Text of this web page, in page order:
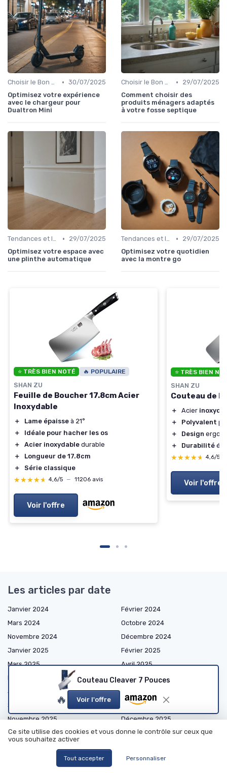
Choisir le Bon Appareil • 30/07/2025
Optimisez votre expérience
avec le chargeur pour
Dualtron Mini
Choisir le Bon Appareil •
29/07/2025
Comment choisir des
produits ménagers adaptés
à votre fosse septique
Tendances et Innovations •
29/07/2025
Optimisez votre espace avec
une plinthe automatique
Tendances et Innovations •
29/07/2025
Optimisez votre quotidien
avec la montre go
⭐ TRÈS BIEN NOTÉ 🔥 POPULAIRE
SHAN ZU
Feuille de Boucher 17.8cm Acier
Inoxydable
＋ Lame épaisse à 21°
＋
Idéale pour hacher les os
＋
Acier inoxydable durable
＋
Longueur de 17.8cm
＋
Série classique
★★★★★
★★★★★ 4,6/5 — 11206 avis
Voir l'offre
⭐ TRÈS BIEN
SHAN ZU
Couteau de
＋ Acier
＋
Polyvalent
＋
Design
＋
Durabilité
★★★★★
★★★★★ 4,6/5
Voir l'offre
Couteau Cleaver 7 Pouces
🔥 Voir l'offre
Les articles par date
Janvier 2024
Février 2024
Mars 2024
Octobre 2024
Novembre 2024
Décembre 2024
Janvier 2025
Février 2025
Mars 2025
Avril 2025
Mai 2025
Juin 2025
Juillet 2025
Septembre 2025
Octobre 2025
Novembre 2025
Décembre 2025
Janvier 2026
Février 2026
Juin 2026
Ce site utilise des cookies et vous donne le contrôle sur ceux que
vous souhaitez activer
Tout accepter Personnaliser